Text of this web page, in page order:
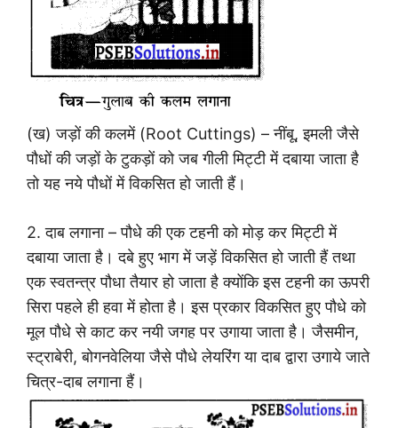
(ख) जड़ों की कलमें (Root Cuttings) – नींबू, इमली जैसे
पौधों की जड़ों के टुकड़ों को जब गीली मिट्टी में दबाया जाता है
तो यह नये पौधों में विकसित हो जाती हैं।
2. दाब लगाना – पौधे की एक टहनी को मोड़ कर मिट्टी में
दबाया जाता है। दबे हुए भाग में जड़ें विकसित हो जाती हैं तथा
एक स्वतन्त्र पौधा तैयार हो जाता है क्योंकि इस टहनी का ऊपरी
सिरा पहले ही हवा में होता है। इस प्रकार विकसित हुए पौधे को
मूल पौधे से काट कर नयी जगह पर उगाया जाता है। जैसमीन,
स्ट्राबेरी, बोगनवेलिया जैसे पौधे लेयरिंग या दाब द्वारा उगाये जाते
चित्र-दाब लगाना हैं।